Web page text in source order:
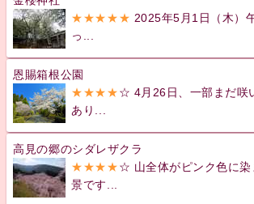
★★★★★ 2025年5月1日（木）
っ...
恩賜箱根公園
★★★★☆ 4月26日、一部まだ咲
あり...
高見の郷のシダレザクラ
★★★★☆ 山全体がピンク色に染
景です...